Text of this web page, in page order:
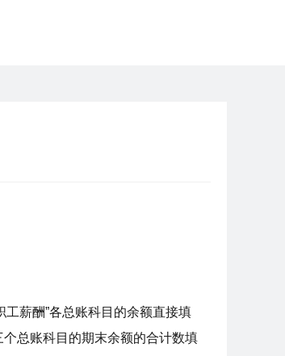
工薪酬”各总账科目的余额直接填
个总账科目的期末余额的合计数填